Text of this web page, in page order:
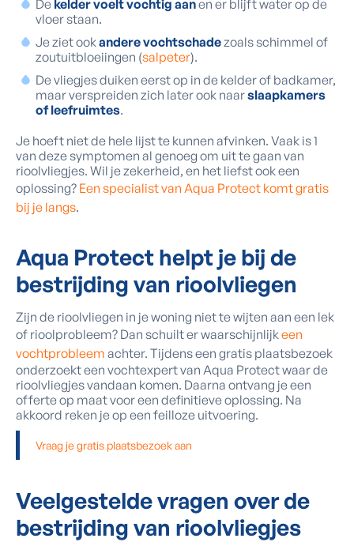
De kelder voelt vochtig aanen er blijft water op de
vloer staan.
Je ziet ookandere vochtschadezoals schimmel of
zoutuitbloeiingen (salpeter).
De vliegjes duiken eerst op in de kelder of badkamer,
maar verspreiden zich later ook naarslaapkamers
of leefruimtes.
Je hoeft niet de hele lijst te kunnen afvinken. Vaak is 1
van deze symptomen al genoeg om uit te gaan van
rioolvliegjes. Wil je zekerheid, en het liefst ook een
oplossing? Een specialist van Aqua Protect komt gratis
bij je langs.
Aqua Protect helpt je bij de
bestrijding van rioolvliegen
Zijn de rioolvliegen in je woning niet te wijten aan een lek
of rioolprobleem? Dan schuilt er waarschijnlijkeen
vochtprobleem achter. Tijdens een gratis plaatsbezoek
onderzoekt een vochtexpert van Aqua Protect waar de
rioolvliegjes vandaan komen. Daarna ontvang je een
offerte op maat voor een definitieve oplossing. Na
akkoord reken je op een feilloze uitvoering.
Vraag je gratis plaatsbezoek aan
Veelgestelde vragen over de
bestrijding van rioolvliegjes